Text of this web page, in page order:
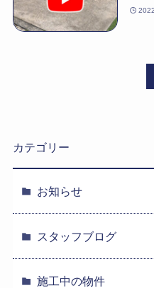
カテゴリー
お知らせ
スタッフブログ
施工中の物件